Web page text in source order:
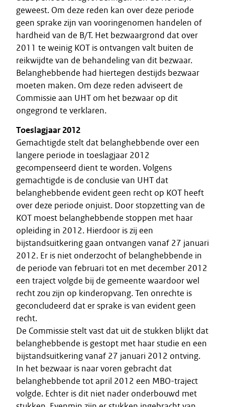
geweest. Om deze reden kan over deze periode
geen sprake zijn van vooringenomen handelen of
hardheid van de B/T. Het bezwaargrond dat over
2011 te weinig KOT is ontvangen valt buiten de
reikwijdte van de behandeling van dit bezwaar.
Belanghebbende had hiertegen destijds bezwaar
moeten maken. Om deze reden adviseert de
Commissie aan UHT om het bezwaar op dit
ongegrond te verklaren.
Toeslagjaar 2012
Gemachtigde stelt dat belanghebbende over een
langere periode in toeslagjaar 2012
gecompenseerd dient te worden. Volgens
gemachtigde is de conclusie van UHT dat
belanghebbende evident geen recht op KOT heeft
over deze periode onjuist. Door stopzetting van de
KOT moest belanghebbende stoppen met haar
opleiding in 2012. Hierdoor is zij een
bijstandsuitkering gaan ontvangen vanaf 27 januari
2012. Er is niet onderzocht of belanghebbende in
de periode van februari tot en met december 2012
een traject volgde bij de gemeente waardoor wel
recht zou zijn op kinderopvang. Ten onrechte is
geconcludeerd dat er sprake is van evident geen
recht.
De Commissie stelt vast dat uit de stukken blijkt dat
belanghebbende is gestopt met haar studie en een
bijstandsuitkering vanaf 27 januari 2012 ontving.
In het bezwaar is naar voren gebracht dat
belanghebbende tot april 2012 een MBO-traject
volgde. Echter is dit niet nader onderbouwd met